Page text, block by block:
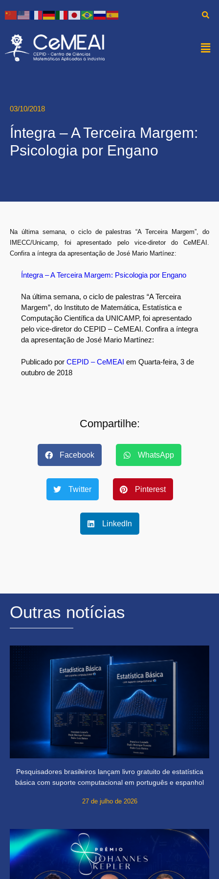
03/10/2018
Íntegra – A Terceira Margem:
Psicologia por Engano
Na última semana, o ciclo de palestras “A Terceira Margem”, do
IMECC/Unicamp, foi apresentado pelo vice-diretor do CeMEAI.
Confira a íntegra da apresentação de José Mario Martínez:
Íntegra – A Terceira Margem: Psicologia por Engano
Na última semana, o ciclo de palestras “A Terceira
Margem”, do Instituto de Matemática, Estatística e
Computação Científica da UNICAMP, foi apresentado
pelo vice-diretor do CEPID – CeMEAI. Confira a íntegra
da apresentação de José Mario Martínez:
Publicado por CEPID – CeMEAI em Quarta-feira, 3 de
outubro de 2018
Compartilhe:
Facebook WhatsApp
Twitter Pinterest
LinkedIn
Outras notícias
Pesquisadores brasileiros lançam livro gratuito de estatística
básica com suporte computacional em português e espanhol
27 de julho de 2026